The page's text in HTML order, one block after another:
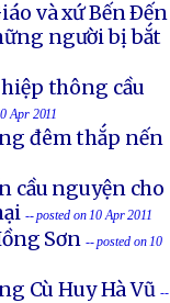
và xứ Bến Ðến
người bị bắt
thông cầu
Apr 2011
đêm thắp nến
cầu nguyện cho
-- posted on 10 Apr 2011
Sơn -- posted on 10
Cù Huy Hà Vũ --